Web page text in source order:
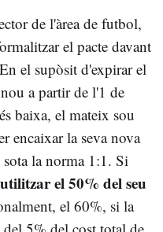
de l'àrea de futbol,
el pacte davant
el supòsit d'expirar el
a partir de l'1 de
baixa, el mateix sou
encaixar la seva nova
la norma 1:1. Si
el 50% del seu
el 60%, si la